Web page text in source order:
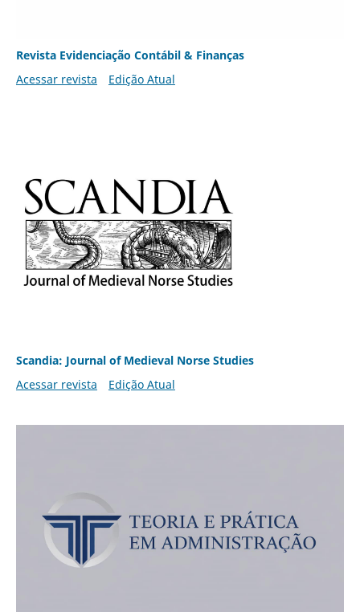
Revista Evidenciação Contábil & Finanças
Acessar revista
Edição Atual
Scandia: Journal of Medieval Norse Studies
Acessar revista
Edição Atual